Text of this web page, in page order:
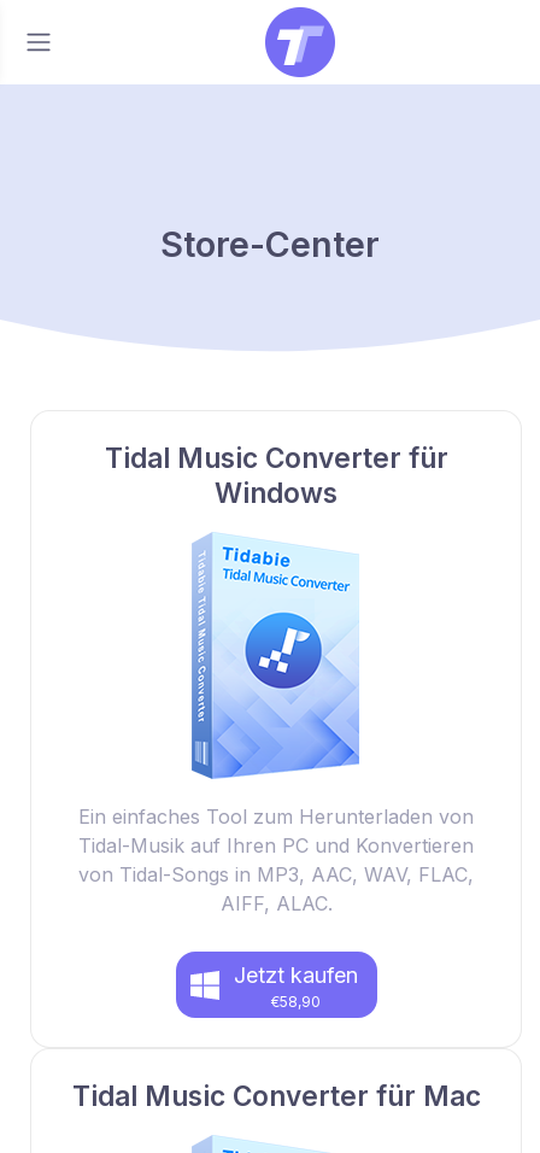
Store-Center
Tidal Music Converter für
Windows
Ein einfaches Tool zum Herunterladen von
Tidal-Musik auf Ihren PC und Konvertieren
von Tidal-Songs in MP3, AAC, WAV, FLAC,
AIFF, ALAC.
Jetzt kaufen
€58,90
Tidal Music Converter für Mac